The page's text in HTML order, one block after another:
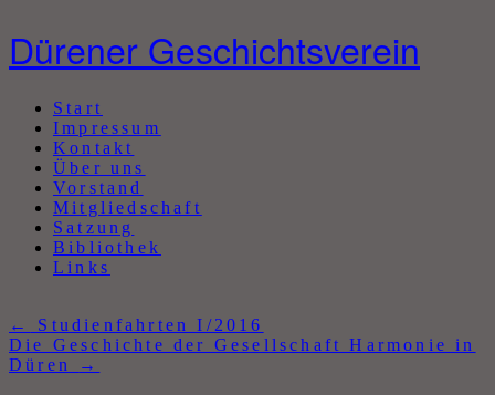
Dürener Geschichtsverein
Abbrechen
Start
Impressum
Kontakt
Über uns
Vorstand
Mitgliedschaft
Satzung
Bibliothek
Links
←
Studienfahrten I/2016
Die Geschichte der Gesellschaft Harmonie in
Düren
→